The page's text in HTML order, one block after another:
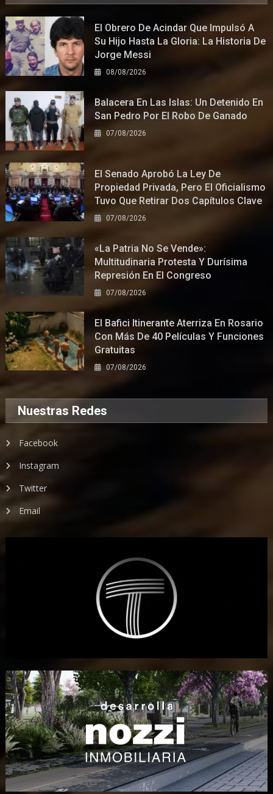
El Obrero De Acindar Que Impulsó A
Su Hijo Hasta La Gloria: La Historia De
Jorge Messi
08/08/2026
Balacera En Las Islas: Un Detenido En
San Pedro Por El Robo De Ganado
07/08/2026
El Senado Aprobó La Ley De
Propiedad Privada, Pero El Oficialismo
Tuvo Que Retirar Dos Capítulos Clave
07/08/2026
«La Patria No Se Vende»:
Multitudinaria Protesta Y Durísima
Represión En El Congreso
07/08/2026
El Bafici Itinerante Aterriza En Rosario
Con Más De 40 Películas Y Funciones
Gratuitas
07/08/2026
Nuestras Redes
Facebook
Instagram
Twitter
Email